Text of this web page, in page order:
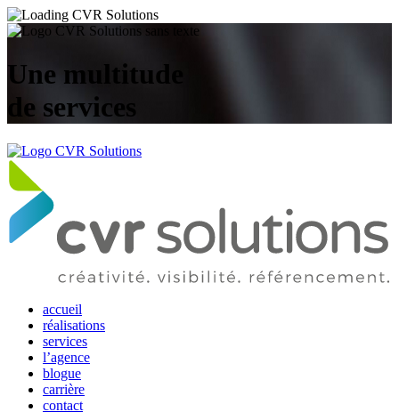
Une multitude
de services
accueil
réalisations
services
l’agence
blogue
carrière
contact